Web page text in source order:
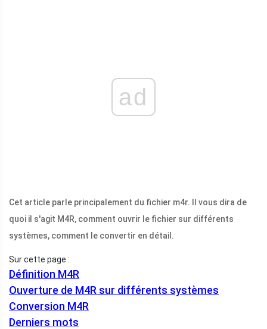
ad
Cet article parle principalement du fichier m4r. Il vous dira de
quoi il s'agit M4R, comment ouvrir le fichier sur différents
systèmes, comment le convertir en détail.
Sur cette page :
Définition M4R
Ouverture de M4R sur différents systèmes
Conversion M4R
Derniers mots